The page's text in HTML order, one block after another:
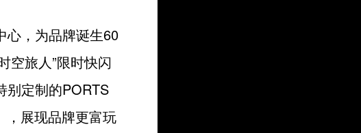
心，为品牌诞生60
空旅人”限时快闪
别定制的PORTS
，展现品牌更富玩